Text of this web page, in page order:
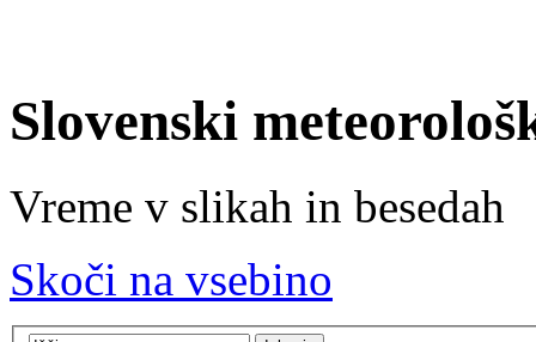
Slovenski
Vreme v slikah in besedah
Skoči na vsebino